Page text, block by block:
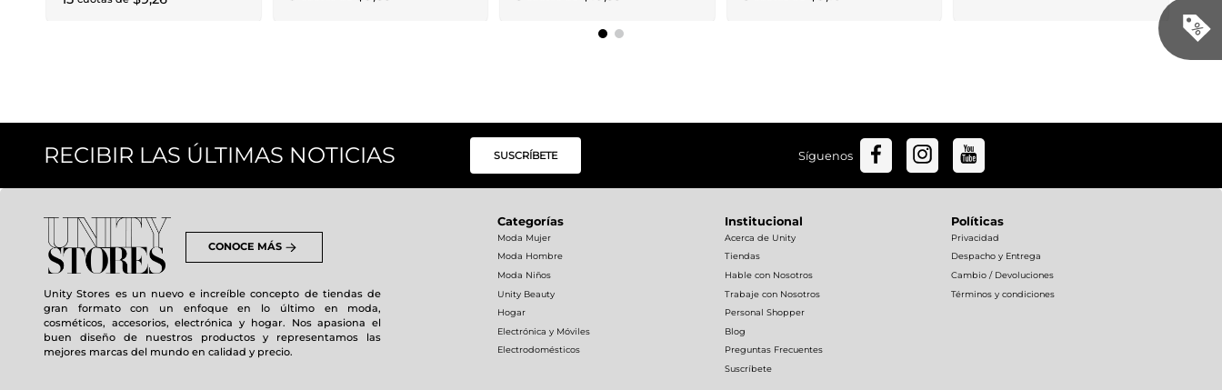
RECIBIR LAS ÚLTIMAS NOTICIAS SUSCRÍBETE Síguenos
CONOCE MÁS
Unity Stores es un nuevo e increíble concepto de tiendas de
gran formato con un enfoque en lo último en moda,
cosméticos, accesorios, electrónica y hogar. Nos apasiona el
buen diseño de nuestros productos y representamos las
mejores marcas del mundo en calidad y precio.
Categorías
Moda Mujer
Moda Hombre
Moda Niños
Unity Beauty
Hogar
Electrónica y Móviles
Electrodomésticos
Institucional
Acerca de Unity
Tiendas
Hable con Nosotros
Trabaje con Nosotros
Personal Shopper
Blog
Preguntas Frecuentes
Suscríbete
Políticas
Privacidad
Despacho y Entrega
Cambio / Devoluciones
Términos y condiciones